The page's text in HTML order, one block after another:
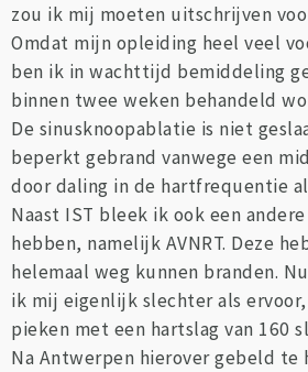
zou ik mij moeten uitschrijven
Omdat mijn opleiding heel veel
ben ik in wachttijd bemiddeling
binnen twee weken behandeld
De sinusknoopablatie is niet
beperkt gebrand vanwege een
door daling in de hartfrequentie
Naast IST bleek ik ook een
hebben, namelijk AVNRT. Deze
helemaal weg kunnen branden.
ik mij eigenlijk slechter als
pieken met een hartslag van 160
Na Antwerpen hierover gebeld te